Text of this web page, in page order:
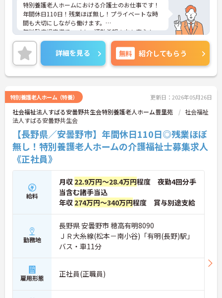
特別養護老人ホームにおける介護士のお仕事です！
年間休日110日！残業ほぼ無し！プライベートな時
間も大切にしながら働けます。
無料駐車場完備でマイカー通勤希望の方も安心！
ご興味ある方には、面接のポイントなど、さらに詳
細をお話致しますのでお気軽にご相談ください。
詳細を見る 無料 紹介してもらう
特別養護老人ホーム（特養） 更新日：2026年05月26日
社会福祉法人すばる安曇野共生会特別養護老人ホーム豊里苑
社会福祉
法人すばる安曇野共生会
【長野県／安曇野市】年間休日110日◎残業ほぼ
無し！特別養護老人ホームの介護福祉士募集求人
《正社員》
給料
月収 22.9万円～28.4万円程度 夜勤4回分手
当含む諸手当込
年収 274万円～340万円程度 賞与別途支給
勤務地
長野県 安曇野市 穂高有明8090
ＪＲ大糸線(松本－南小谷)「有明(長野)駅」
バス・車11分
雇用形態 正社員(正職員)